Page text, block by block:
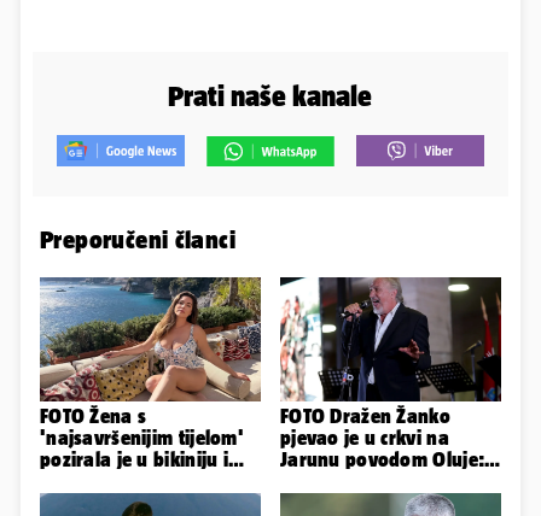
Prati naše kanale
Preporučeni članci
FOTO Žena s
'najsavršenijim tijelom'
pozirala je u bikiniju i
obline...
FOTO Dražen Žanko
pjevao je u crkvi na
Jarunu povodom Oluje:
nastup